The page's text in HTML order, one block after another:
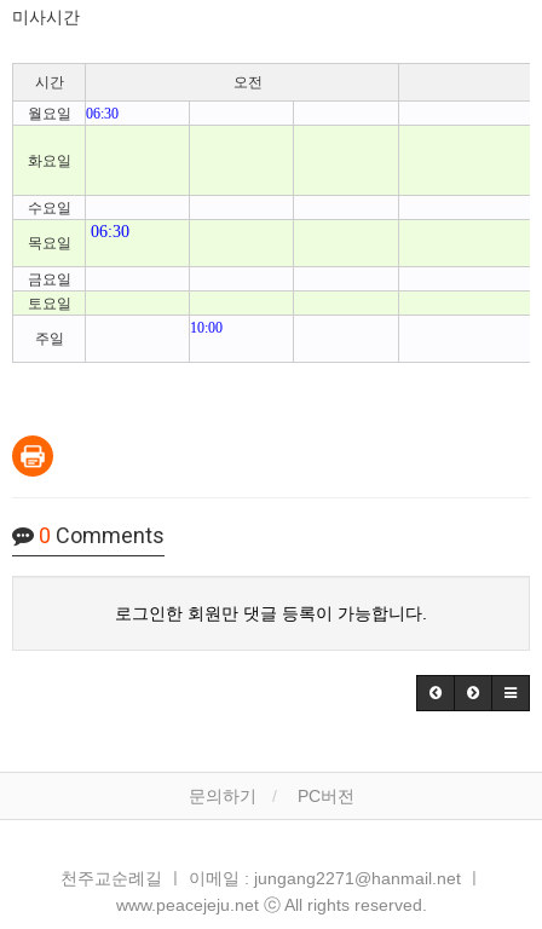
미사시간
시간
오전
월요일
06:30
화요일
수요일
목요일
06:30
금요일
토요일
주일
10:00
0 Comments
로그인한 회원만 댓글 등록이 가능합니다.
문의하기 PC버전
천주교순례길 ㅣ 이메일 : jungang2271@hanmail.net ㅣ
www.peacejeju.net ⓒ All rights reserved.